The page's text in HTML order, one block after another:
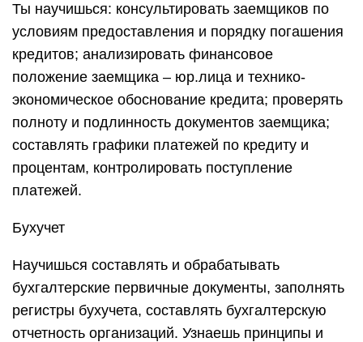
Ты научишься: консультировать заемщиков по
условиям предоставления и порядку погашения
кредитов; анализировать финансовое
положение заемщика – юр.лица и технико-
экономическое обоснование кредита; проверять
полноту и подлинность документов заемщика;
составлять графики платежей по кредиту и
процентам, контролировать поступление
платежей.
Бухучет
Научишься составлять и обрабатывать
бухгалтерские первичные документы, заполнять
регистры бухучета, составлять бухгалтерскую
отчетность организаций. Узнаешь принципы и